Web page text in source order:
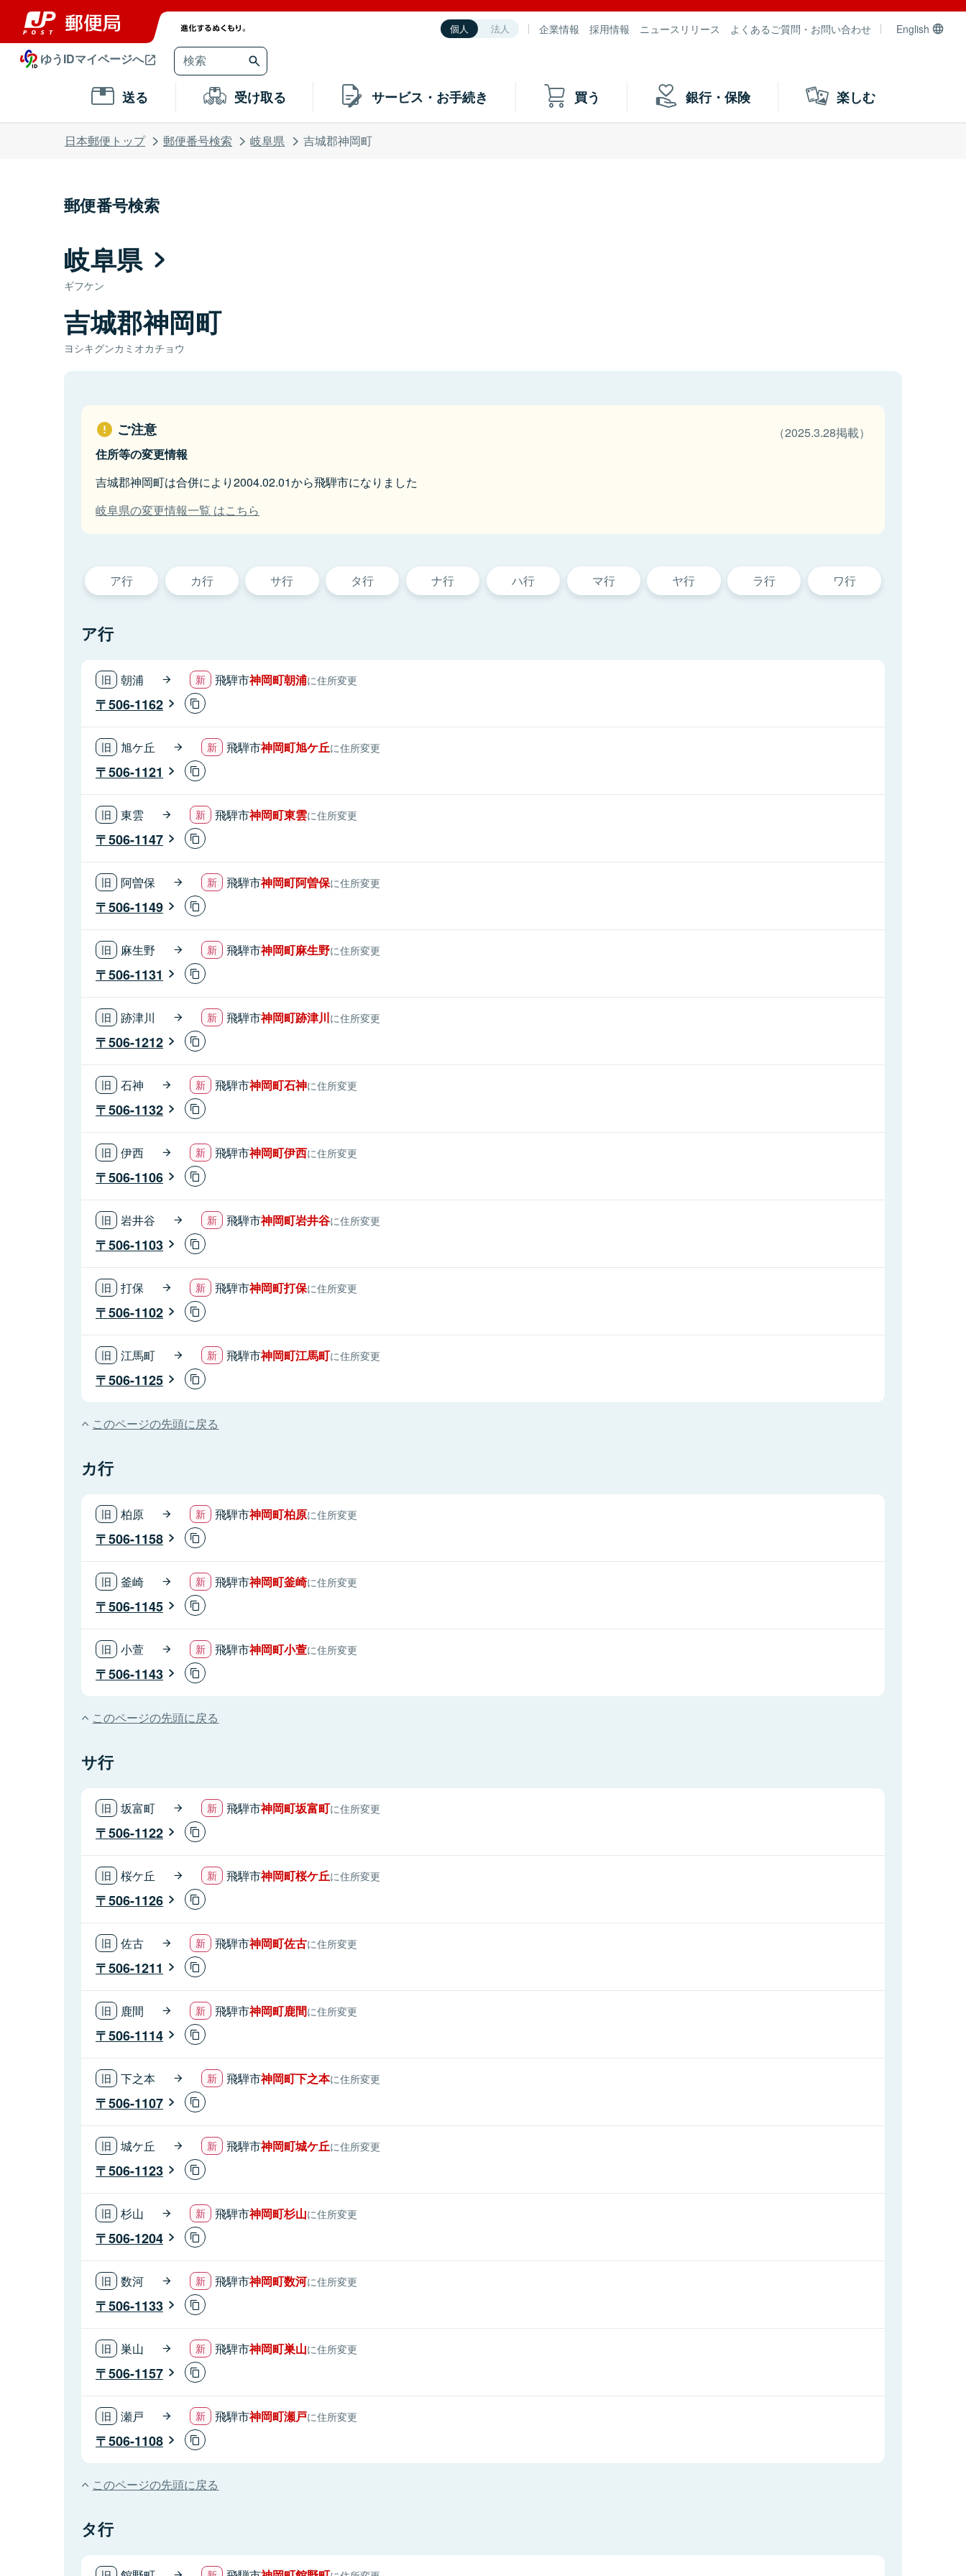
個人 法人 企業情報 採用情報 ニュースリリース よくあるご質問・お問い合わせ English
ゆうIDマイページへ
送る 受け取る サービス・お手続き 買う 銀行・保険 楽しむ
日本郵便トップ 郵便番号検索 岐阜県 吉城郡神岡町
郵便番号検索
岐阜県
ギフケン
吉城郡神岡町
ヨシキグンカミオカチョウ
ご注意
（2025.3.28掲載）
住所等の変更情報
吉城郡神岡町は合併により2004.02.01から飛騨市になりました
岐阜県の変更情報一覧 はこちら
ア行 カ行 サ行 タ行 ナ行 ハ行 マ行 ヤ行 ラ行 ワ行
ア行
朝浦 飛騨市神岡町朝浦に住所変更
506-1162
旭ケ丘 飛騨市神岡町旭ケ丘に住所変更
506-1121
東雲 飛騨市神岡町東雲に住所変更
506-1147
阿曽保 飛騨市神岡町阿曽保に住所変更
506-1149
麻生野 飛騨市神岡町麻生野に住所変更
506-1131
跡津川 飛騨市神岡町跡津川に住所変更
506-1212
石神 飛騨市神岡町石神に住所変更
506-1132
伊西 飛騨市神岡町伊西に住所変更
506-1106
岩井谷 飛騨市神岡町岩井谷に住所変更
506-1103
打保 飛騨市神岡町打保に住所変更
506-1102
江馬町 飛騨市神岡町江馬町に住所変更
506-1125
このページの先頭に戻る
カ行
柏原 飛騨市神岡町柏原に住所変更
506-1158
釜崎 飛騨市神岡町釜崎に住所変更
506-1145
小萱 飛騨市神岡町小萱に住所変更
506-1143
このページの先頭に戻る
サ行
坂富町 飛騨市神岡町坂富町に住所変更
506-1122
桜ケ丘 飛騨市神岡町桜ケ丘に住所変更
506-1126
佐古 飛騨市神岡町佐古に住所変更
506-1211
鹿間 飛騨市神岡町鹿間に住所変更
506-1114
下之本 飛騨市神岡町下之本に住所変更
506-1107
城ケ丘 飛騨市神岡町城ケ丘に住所変更
506-1123
杉山 飛騨市神岡町杉山に住所変更
506-1204
数河 飛騨市神岡町数河に住所変更
506-1133
巣山 飛騨市神岡町巣山に住所変更
506-1157
瀬戸 飛騨市神岡町瀬戸に住所変更
506-1108
このページの先頭に戻る
タ行